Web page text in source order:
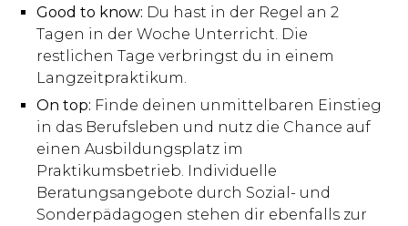
Good to know: Du hast in der Regel an 2
Tagen in der Woche Unterricht. Die
restlichen Tage verbringst du in einem
Langzeitpraktikum.
On top: Finde deinen unmittelbaren Einstieg
in das Berufsleben und nutz die Chance auf
einen Ausbildungsplatz im
Praktikumsbetrieb. Individuelle
Beratungsangebote durch Sozial- und
Sonderpädagogen stehen dir ebenfalls zur